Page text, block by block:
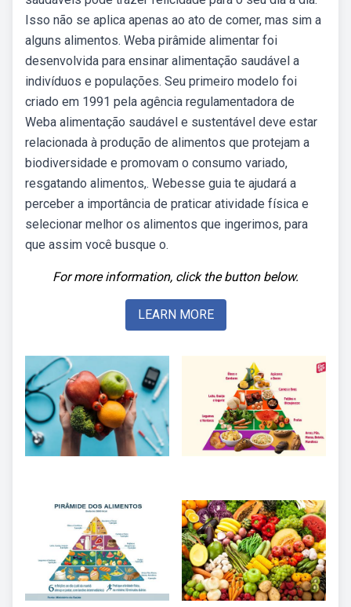
Isso não se aplica apenas ao ato de comer, mas sim a
alguns alimentos. Weba pirâmide alimentar foi
desenvolvida para ensinar alimentação saudável a
indivíduos e populações. Seu primeiro modelo foi
criado em 1991 pela agência regulamentadora de
Weba alimentação saudável e sustentável deve estar
relacionada à produção de alimentos que protejam a
biodiversidade e promovam o consumo variado,
resgatando alimentos,. Webesse guia te ajudará a
perceber a importância de praticar atividade física e
selecionar melhor os alimentos que ingerimos, para
que assim você busque o.
For more information, click the button below.
LEARN MORE